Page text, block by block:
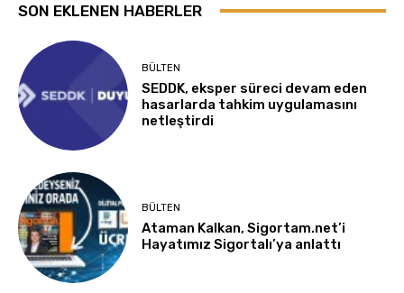
SON EKLENEN HABERLER
BÜLTEN
SEDDK, eksper süreci devam eden
hasarlarda tahkim uygulamasını
netleştirdi
BÜLTEN
Ataman Kalkan, Sigortam.net’i
Hayatımız Sigortalı’ya anlattı